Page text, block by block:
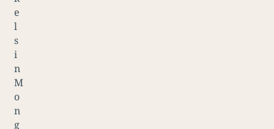
e
l
s
i
n
M
o
n
g